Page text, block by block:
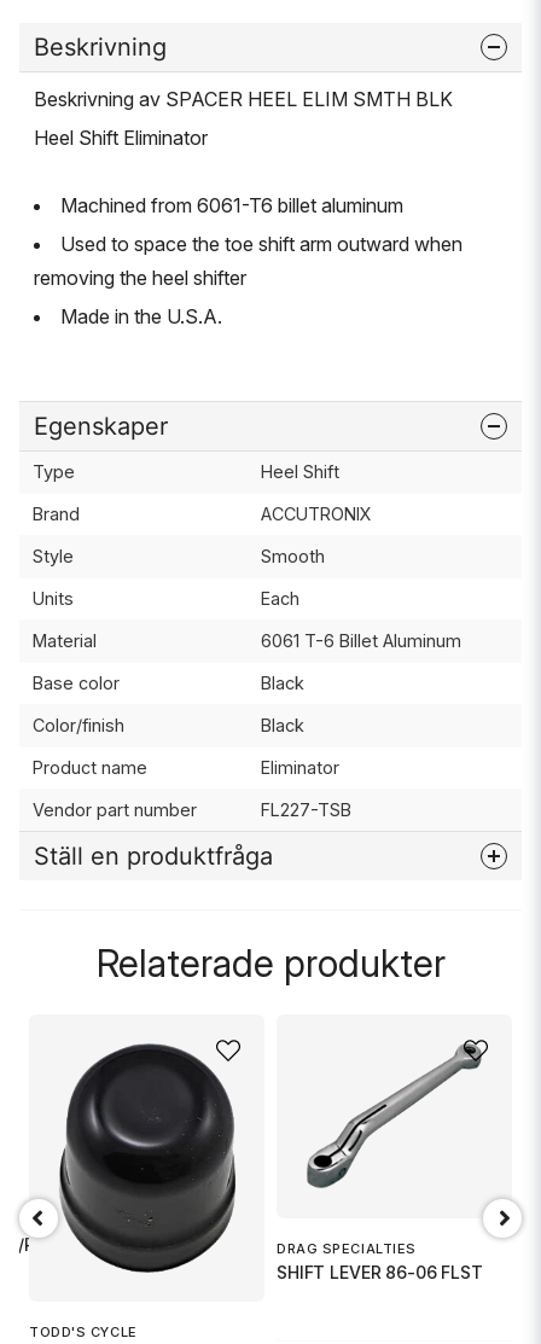
Beskrivning
Beskrivning av SPACER HEEL ELIM SMTH BLK
Heel Shift Eliminator
Machined from 6061-T6 billet aluminum
Used to space the toe shift arm outward when
removing the heel shifter
Made in the U.S.A.
Egenskaper
Type Heel Shift
Brand ACCUTRONIX
Style Smooth
Units Each
Material 6061 T-6 Billet Aluminum
Base color Black
Color/finish Black
Product name Eliminator
Vendor part number FL227-TSB
Ställ en produktfråga
emailMejladress
Ja, ni får publicera min fråga
Relaterade produkter
PILLI
TODD'S CYCLE
DRAG SPECIALTIES
SHIFT LEVER 86-06 FLST